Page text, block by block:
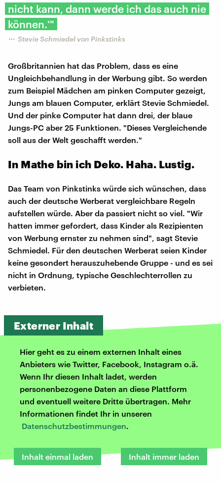
nicht kann, dann werde ich das auch nie
können.'"
Stevie Schmiedel von Pinkstinks​​
Großbritannien hat das Problem, dass es eine
Ungleichbehandlung in der Werbung gibt. So werden
zum Beispiel Mädchen am pinken Computer gezeigt,
Jungs am blauen Computer, erklärt Stevie Schmiedel.
Und der pinke Computer hat dann drei, der blaue
Jungs-PC aber 25 Funktionen. "Dieses Vergleichende
soll aus der Welt geschafft werden."
In Mathe bin ich Deko. Haha. Lustig.
Das Team von Pinkstinks würde sich wünschen, dass
auch der deutsche Werberat vergleichbare Regeln
aufstellen würde. Aber da passiert nicht so viel. "Wir
hatten immer gefordert, dass Kinder als Rezipienten
von Werbung ernster zu nehmen sind", sagt Stevie
Schmiedel. Für den deutschen Werberat seien Kinder
keine gesondert herauszuhebende Gruppe - und es sei
nicht in Ordnung, typische Geschlechterrollen zu
verbieten.
Externer Inhalt
Hier geht es zu einem externen Inhalt eines
Anbieters wie Twitter, Facebook, Instagram o.ä.
Wenn Ihr diesen Inhalt ladet, werden
personenbezogene Daten an diese Plattform
und eventuell weitere Dritte übertragen. Mehr
Informationen findet Ihr in unseren
Datenschutzbestimmungen.
Inhalt einmal laden Inhalt immer laden